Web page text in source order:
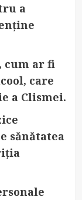
a
, cum ar fi
care
a Clismei.
sănătatea